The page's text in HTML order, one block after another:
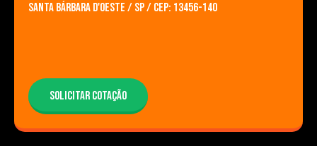
Santa Bárbara d'Oeste / SP / CEP: 13456-140
SOLICITAR COTAÇÃO